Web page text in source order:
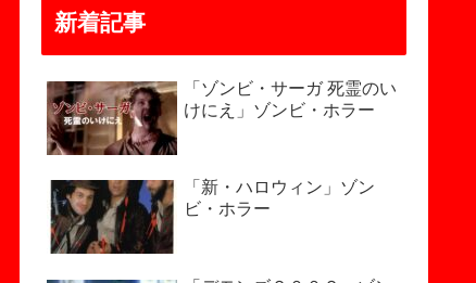
新着記事
「ゾンビ・サーガ 死霊のい
けにえ」ゾンビ・ホラー
「新・ハロウィン」ゾン
ビ・ホラー